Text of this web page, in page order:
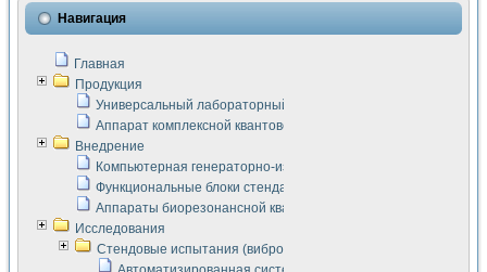
Навигация
Главная
Продукция
Универсальный лабораторный стенд "Сигнал-USB"
Аппарат комплексной квантовой терапии Интроскан
Внедрение
Компьютерная генераторно-измерительная система
Функциональные блоки стенда "Сигнал-USB"
Аппараты биорезонансной квантовой терапии серии СКАН
Исследования
Стендовые испытания (виброакустика, тензометрия и т.п.)